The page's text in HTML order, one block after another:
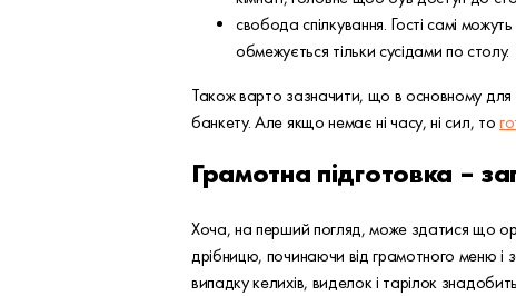
свобода спілкування. Гості самі
обмежується тільки сусідами по столу.
Також варто зазначити, що в основному для
банкету. Але якщо немає ні часу, ні сил, то
Грамотна підготовка –
Хоча, на перший погляд, може здатися що
дрібницю, починаючи від грамотного меню і
випадку келихів, виделок і тарілок